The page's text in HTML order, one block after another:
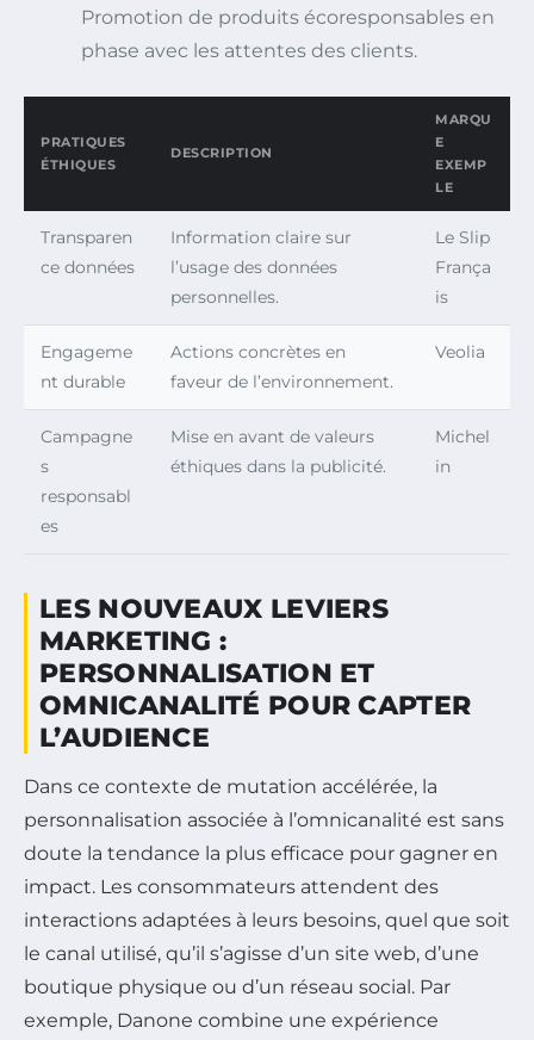
Promotion de produits écoresponsables en
phase avec les attentes des clients.
PRATIQUES
ÉTHIQUES
DESCRIPTION
MARQU
E
EXEMP
LE
Transparen
ce données
Information claire sur
l’usage des données
personnelles.
Le Slip
França
is
Engageme
nt durable
Actions concrètes en
faveur de l’environnement.
Veolia
Campagne
s
responsabl
es
Mise en avant de valeurs
éthiques dans la publicité.
Michel
in
LES NOUVEAUX LEVIERS
MARKETING :
PERSONNALISATION ET
OMNICANALITÉ POUR CAPTER
L’AUDIENCE
Dans ce contexte de mutation accélérée, la
personnalisation associée à l’omnicanalité est sans
doute la tendance la plus efficace pour gagner en
impact. Les consommateurs attendent des
interactions adaptées à leurs besoins, quel que soit
le canal utilisé, qu’il s’agisse d’un site web, d’une
boutique physique ou d’un réseau social. Par
exemple, Danone combine une expérience